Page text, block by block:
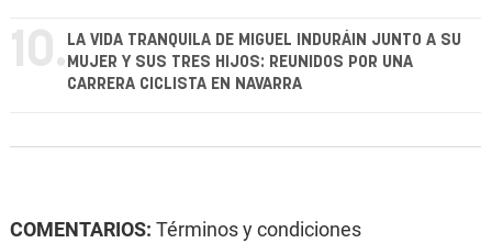
10. LA VIDA TRANQUILA DE MIGUEL INDURÁIN JUNTO A SU
MUJER Y SUS TRES HIJOS: REUNIDOS POR UNA
CARRERA CICLISTA EN NAVARRA
COMENTARIOS: Términos y condiciones